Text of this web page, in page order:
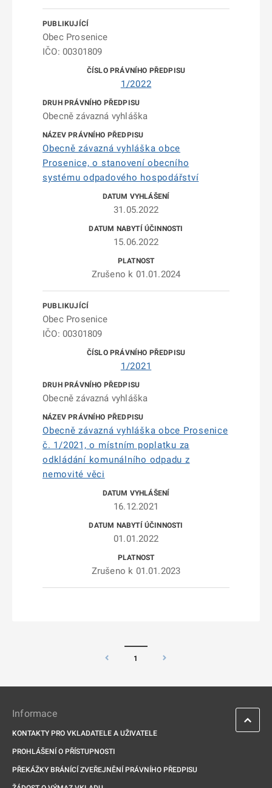
Obec Prosenice
IČO: 00301809
1/2022
Obecně závazná vyhláška
Obecně závazná vyhláška obce
Prosenice, o stanovení obecního
systému odpadového hospodářství
31.05.2022
15.06.2022
Zrušeno k 01.01.2024
Obec Prosenice
IČO: 00301809
1/2021
Obecně závazná vyhláška
Obecně závazná vyhláška obce Prosenice
č. 1/2021, o místním poplatku za
odkládání komunálního odpadu z
nemovité věci
16.12.2021
01.01.2022
Zrušeno k 01.01.2023
1
Informace
KONTAKTY PRO VKLADATELE A UŽIVATELE
PROHLÁŠENÍ O PŘÍSTUPNOSTI
PŘEKÁŽKY BRÁNÍCÍ ZVEŘEJNĚNÍ PRÁVNÍHO PŘEDPISU